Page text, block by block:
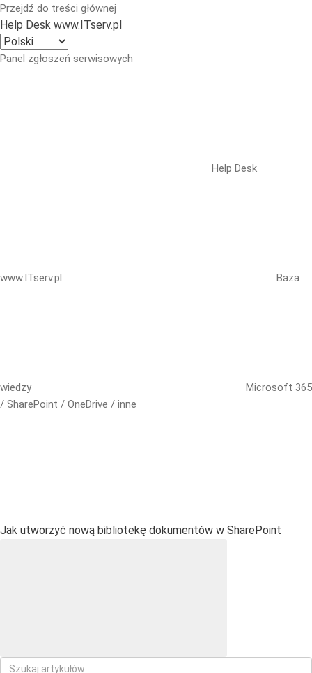
Przejdź do treści głównej
Help Desk www.ITserv.pl
Panel zgłoszeń serwisowych
Help Desk
www.ITserv.pl Baza
wiedzy
Microsoft 365
/ SharePoint / OneDrive / inne
Jak utworzyć nową bibliotekę dokumentów w SharePoint